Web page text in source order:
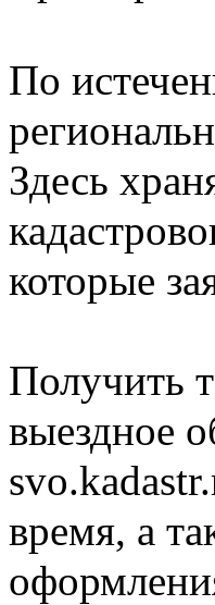
По
Здесь
которые
Получить
выездное
время, а